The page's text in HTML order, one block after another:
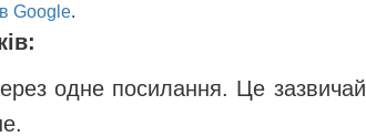
Google.
одне посилання. Це зазвичай